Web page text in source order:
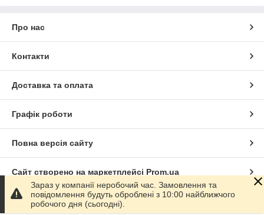
Про нас
Контакти
Доставка та оплата
Графік роботи
Повна версія сайту
Сайт створено на маркетплейсі Prom.ua
Політика конфіденційності
Зараз у компанії неробочий час. Замовлення та
повідомлення будуть оброблені з 10:00 найближчого
робочого дня (сьогодні).